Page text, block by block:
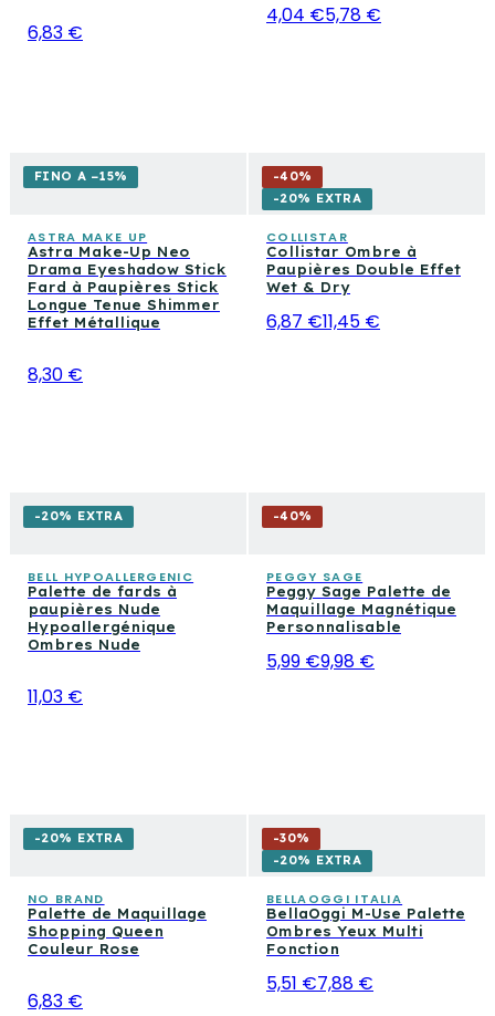
6,83 €
4,04 €5,78 €
FINO A −15%
ASTRA MAKE UP
Astra Make-Up Neo
Drama Eyeshadow Stick
Fard à Paupières Stick
Longue Tenue Shimmer
Effet Métallique
8,30 €
-40%
-20% EXTRA
COLLISTAR
Collistar Ombre à
Paupières Double Effet
Wet & Dry
6,87 €11,45 €
-20% EXTRA
BELL HYPOALLERGENIC
Palette de fards à
paupières Nude
Hypoallergénique
Ombres Nude
11,03 €
-40%
PEGGY SAGE
Peggy Sage Palette de
Maquillage Magnétique
Personnalisable
5,99 €9,98 €
-20% EXTRA
NO BRAND
Palette de Maquillage
Shopping Queen
Couleur Rose
6,83 €
-30%
-20% EXTRA
BELLAOGGI ITALIA
BellaOggi M-Use Palette
Ombres Yeux Multi
Fonction
5,51 €7,88 €